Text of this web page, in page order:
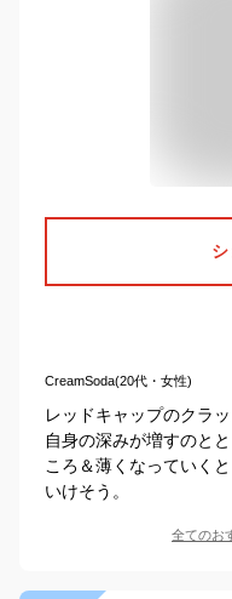
CreamSoda(20代・女性)
レッドキャップのクラ
自身の深みが増すのと
ころ＆薄くなっていく
いけそう。
全てのお